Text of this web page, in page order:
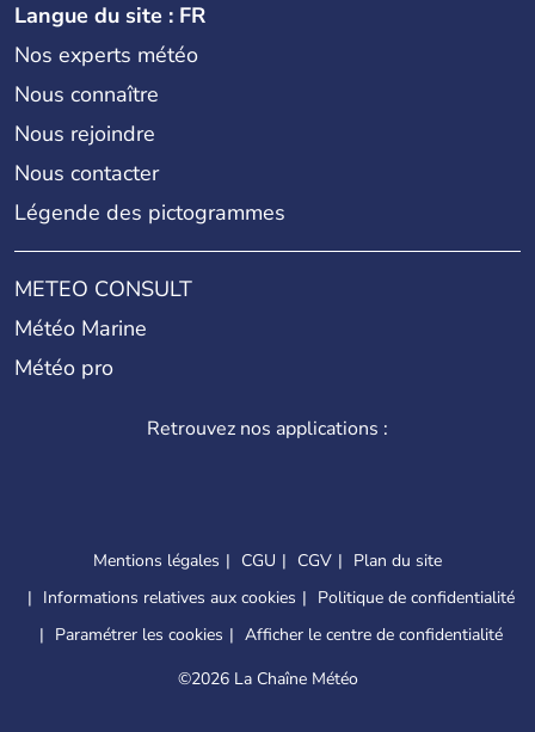
Langue du site : FR
Nos experts météo
Nous connaître
Nous rejoindre
Nous contacter
Légende des pictogrammes
METEO CONSULT
Météo Marine
Météo pro
Retrouvez nos applications :
Mentions légales CGU CGV
Plan du site
Informations relatives aux cookies
Politique de confidentialité
Paramétrer les cookies
Afficher le centre de confidentialité
©2026 La Chaîne Météo